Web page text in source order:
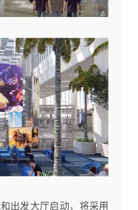
出发大厅启动，将采用